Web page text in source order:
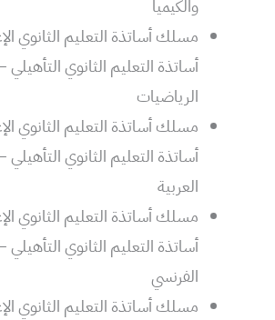
والكيميا
مسلك أساتذة التعليم الثانوي
أساتذة التعليم الثانوي
الرياضيات
مسلك أساتذة التعليم الثانوي
أساتذة التعليم الثانوي
العربية
مسلك أساتذة التعليم الثانوي
أساتذة التعليم الثانوي
الفرنسي
مسلك أساتذة التعليم الثانوي